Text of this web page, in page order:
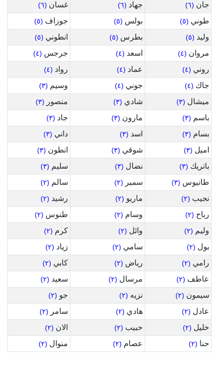
جان (٦) جهاد (٦) غسان (٦)
طوني (٥) بولس (٥) جوزاف (٥)
وليد (٥) بطرس (٥) انطوني (٥)
مروان (٤) اسعد (٤) جرجس (٤)
روني (٤) عماد (٤) رواد (٤)
جاك (٤) جوني (٤) وسيم (٣)
ميشال (٣) شادي (٣) منصور (٣)
باسم (٣) مارون (٣) جاد (٣)
بسام (٣) اسد (٣) داني (٣)
اميل (٣) شوقي (٣) انطون (٣)
باتريك (٣) نضال (٣) سليم (٣)
طانيوس (٣) سمير (٢) سالم (٢)
نجيب (٢) ماريو (٢) رشيد (٢)
رباح (٢) وسام (٢) طنوس (٢)
وليم (٢) وائل (٢) كرم (٢)
بول (٢) سامي (٢) زياد (٢)
رامي (٢) رياض (٢) كابي (٢)
عاطف (٢) مرسال (٢) سعيد (٢)
سيمون (٢) نزيه (٢) جو (٢)
عادل (٢) هادي (٢) سامر (٢)
خليل (٢) حبيب (٢) الان (٢)
حنا (٢) عصام (٢) منوال (٢)